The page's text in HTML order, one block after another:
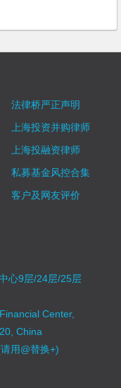
法律桥严正声明
上海投资并购律师
上海投融资律师
私募基金风控合集
客户及网友评价
心9层/24层/25层
Center,
China
用@替换+)